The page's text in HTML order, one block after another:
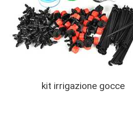
kit irrigazione gocce